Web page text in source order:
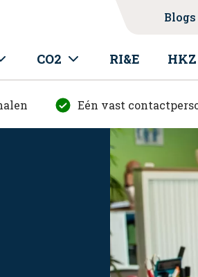
Blogs
CO2 RI&E HKZ
Eén vast